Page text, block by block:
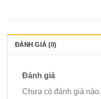
ĐÁNH GIÁ (0)
Đánh giá
Chưa có đánh giá nào.